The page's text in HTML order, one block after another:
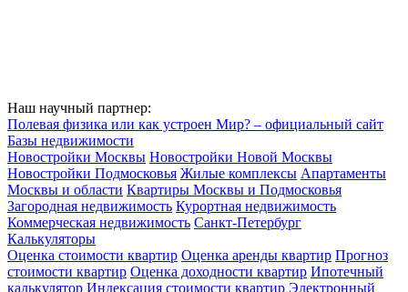
Наш научный партнер:
Полевая физика или как устроен Мир? – официальный сайт
Базы недвижимости
Новостройки Москвы Новостройки Новой Москвы
Новостройки Подмосковья Жилые комплексы Апартаменты
Москвы и области Квартиры Москвы и Подмосковья
Загородная недвижимость Курортная недвижимость
Коммерческая недвижимость Санкт-Петербург
Калькуляторы
Оценка стоимости квартир Оценка аренды квартир Прогноз
стоимости квартир Оценка доходности квартир Ипотечный
калькулятор Индексация стоимости квартир Электронный